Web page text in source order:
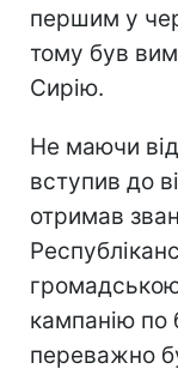
першим у
тому був
Сирію.
Не маючи
вступив до
отримав
кампанію по
переважно